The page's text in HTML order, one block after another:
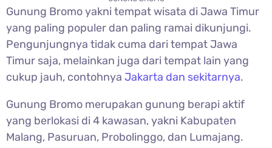
Gunung Bromo yakni tempat wisata di Jawa Timur
yang paling populer dan paling ramai dikunjungi.
Pengunjungnya tidak cuma dari tempat Jawa
Timur saja, melainkan juga dari tempat lain yang
cukup jauh, contohnya Jakarta dan sekitarnya.
Gunung Bromo merupakan gunung berapi aktif
yang berlokasi di 4 kawasan, yakni Kabupaten
Malang, Pasuruan, Probolinggo, dan Lumajang.